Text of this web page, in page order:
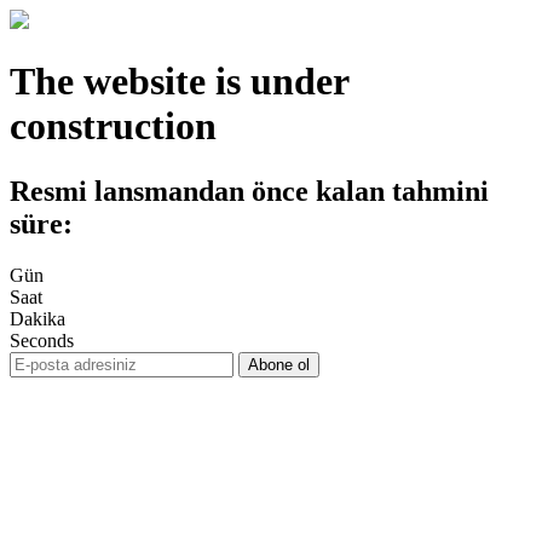
The website is under
construction
Resmi lansmandan önce kalan tahmini
süre:
Gün
Saat
Dakika
Seconds